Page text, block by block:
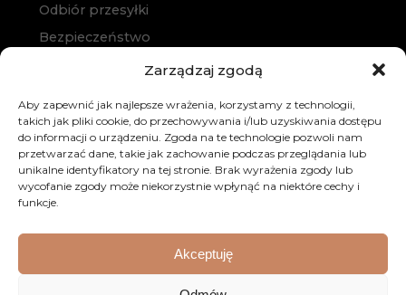
Zarządzaj zgodą
Aby zapewnić jak najlepsze wrażenia, korzystamy z technologii,
takich jak pliki cookie, do przechowywania i/lub uzyskiwania dostępu
do informacji o urządzeniu. Zgoda na te technologie pozwoli nam
przetwarzać dane, takie jak zachowanie podczas przeglądania lub
unikalne identyfikatory na tej stronie. Brak wyrażenia zgody lub
wycofanie zgody może niekorzystnie wpłynąć na niektóre cechy i
funkcje.
Akceptuję
Odbiór przesyłki
Bezpieczeństwo
Polityka prywatności
Zakup na raty
Kontakt